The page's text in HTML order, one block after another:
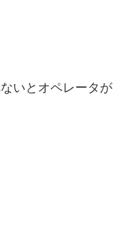
いとオペレータが